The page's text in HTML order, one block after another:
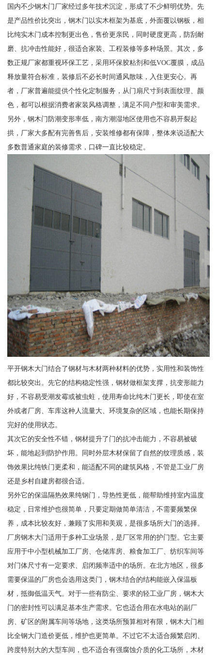
国内不少钢木门厂家经过多年技术沉淀，形成了不少鲜明优势。先
是产品性价比突出，钢木门以实木框架为基底，外面覆以钢板，相
比纯实木门成本控制更出色，售价更亲民，同时硬度更高，防刮耐
磨、抗冲击性能好，很适合家装、工程装修等多种场景。其次，多
数正规厂家都重视环保工艺，采用环保胶粘剂和低VOC覆膜，成品
释放量符合标准，装修后不必长时间通风散味，入住更安心。再
者，厂家普遍能提供个性化定制服务，从门扇尺寸到表面纹理、颜
色，都可以根据消费者家装风格调整，满足不同户型和审美需求。
另外，钢木门防潮变形率低，南方潮湿地区使用也不容易开裂起
拱，厂家大多配有完善售后，安装维修都有保障，整体来说适配大
多数普通家庭的装修需求，口碑一直比较稳定。
平开钢木大门结合了钢材与木材两种材料的优势，实用性和装饰性
都比较突出。先它的结构稳定性强，钢材做框架支撑，抗变形能力
好，不容易受潮发霉或被虫蛀，使用寿命比纯木门更长，即使在室
外或者厂房、车库这种人流量大、环境复杂的区域，也能长期保持
完好的使用状态。
其次它的安全性不错，钢材提升了门的抗冲击能力，不容易被破
坏，能地起到防护作用。同时外层木材保留了自然的纹理质感，装
饰效果比纯铁门更柔和，能适配不同的建筑风格，不管是工业厂房
还是乡村自建房都很合适。
另外它的保温隔热效果纯钢门，导热性更低，能帮助维持室内温度
稳定，日常维护也很简单，只要定期做简单清洁，不需要频繁保
养，成本比较友好，兼顾了实用和美观，是很多场所大门的选择。
厂房钢木大门适用于多种工业场景，是厂区常用的护门型。它主要
应用于中小型机械加工厂房、仓储库房、粮食加工厂、纺织车间等
对门体尺寸有一定要求、启闭频率适中的场所。在北方地区，很多
需要保温的厂房也会选用这类门，钢木结合的结构能嵌入保温板
材，抵御低温天气。对于一些有防尘、要求的轻工业厂房，钢木大
门的密封性可以满足基本生产需求。它也适合用在水电站的副厂
房、矿区的附属车间等场地，这类场所预算相对有限，钢木大门相
比全钢大门造价更低，维护也更简单。不过它不太适合频繁启闭、
跨度特别大的大型车间，也不适合有强腐蚀介质的化工场所，木材